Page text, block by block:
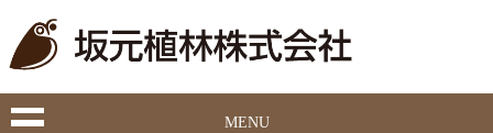
MENU